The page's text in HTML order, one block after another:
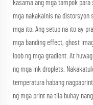
kasama ang mga tampok
mga nakakainis na distorsyon
mga ito. Ang setup na ito ay
mga banding effect, ghost
loob ng mga gradient. At
ng mga ink droplets.
temperatura habang
ng mga print na tila buhay